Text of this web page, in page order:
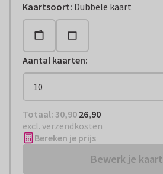
Kaartsoort: Dubbele kaart
Aantal kaarten:
Totaal: € 26,90
Totaal: 30,90 26,90
excl. verzendkosten
Bereken je prijs
Bewerk je kaart